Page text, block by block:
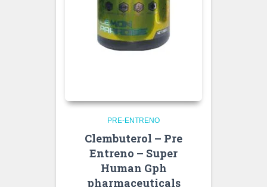
PRE-ENTRENO
Clembuterol – Pre
Entreno – Super
Human Gph
pharmaceuticals